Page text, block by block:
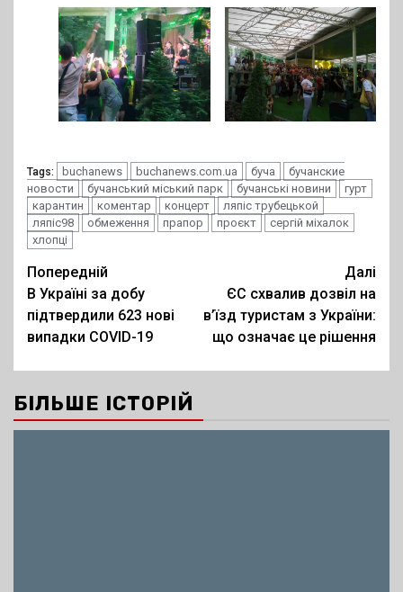
Tags: buchanews buchanews.com.ua буча
бучанские
новости
бучанський міський парк бучанські новини
гурт
карантин
коментар концерт
ляпіс трубецькой
ляпіс98
обмеження прапор проєкт
сергій міхалок
хлопці
Post
navigation
Попередній
В Україні за добу
підтвердили 623 нові
випадки COVID-19
Далі
ЄС схвалив дозвіл на
в’їзд туристам з України:
що означає це рішення
БІЛЬШЕ ІСТОРІЙ